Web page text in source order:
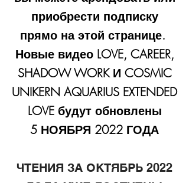
приобрести подписку
прямо на этой странице.
Новые видео LOVE, CAREER,
SHADOW WORK И COSMIC
UNIKERN AQUARIUS EXTENDED
LOVE будут обновлены
5 НОЯБРЯ 2022 ГОДА
ЧТЕНИЯ ЗА ОКТЯБРЬ 2022